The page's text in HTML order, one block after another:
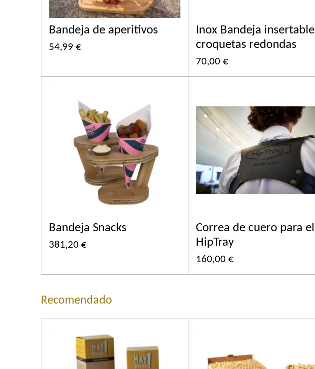
Bandeja de aperitivos
54,99 €
Inox Bandeja insertable
croquetas redondas
70,00 €
Bandeja Snacks
381,20 €
Correa de cuero para el
HipTray
160,00 €
Recomendado